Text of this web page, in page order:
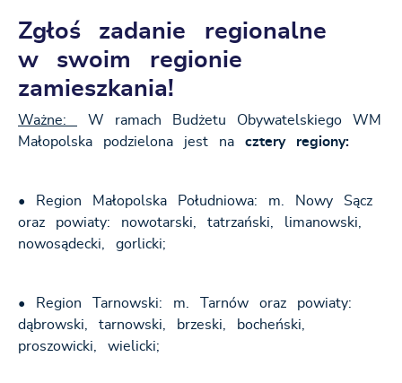
Zgłoś zadanie regionalne
w swoim regionie
zamieszkania!
Ważne:
W ramach Budżetu Obywatelskiego WM
Małopolska podzielona jest na cztery regiony:
• Region Małopolska Południowa: m. Nowy Sącz
oraz powiaty: nowotarski, tatrzański, limanowski,
nowosądecki, gorlicki;
• Region Tarnowski: m. Tarnów oraz powiaty:
dąbrowski, tarnowski, brzeski, bocheński,
proszowicki, wielicki;